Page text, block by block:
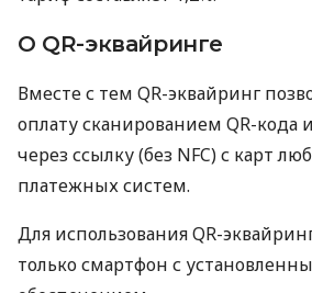
О QR-эквайринге
Вместе с тем QR-эквайринг
оплату сканированием QR-
через ссылку (без NFC) с карт
платежных систем.
Для использования QR-
только смартфон с